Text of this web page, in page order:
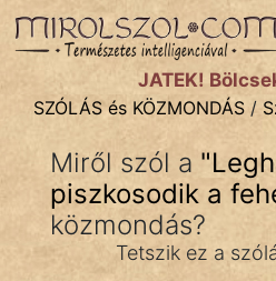
SZÓLÁS ÉS KÖZMONDÁS
Bibliai
Közmondások
Rímelő
JÁTÉK!
SZÓLÁS és KÖZMONDÁS /
Miről szól a "
piszkosodik a
közmondás?
Tetszik ez a